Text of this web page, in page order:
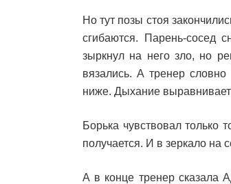
Но тут позы стоя
сгибаются. Парень-сосед
зыркнул на него зло, но
вязались. А тренер
ниже. Дыхание
Борька чувствовал только
получается. И в зеркало на
А в конце тренер сказала